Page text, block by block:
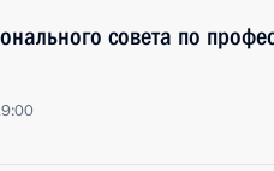
совета по